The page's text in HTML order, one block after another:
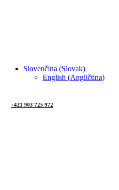
Slovenčina (Slovak)
English (Angličtina)
+421 903 725 972